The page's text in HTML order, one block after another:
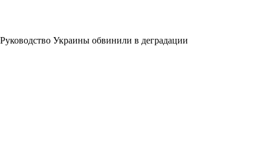
Руководство Украины обвинили в деградации